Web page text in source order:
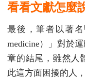
看看文獻怎麼
最後，筆者以著
medicine）」對於
章的結尾，雖然人
此這方面困擾的人